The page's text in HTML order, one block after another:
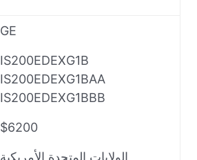
GE
IS200EDEXG1B
IS200EDEXG1BAA
IS200EDEXG1BBB
$6200
الولايات المتحدة الأمريكية